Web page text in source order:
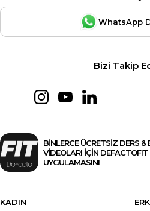
WhatsApp
Bizi Takip
BİNLERCE ÜCRETSİZ DERS &
VİDEOLARI İÇİN DEFACTOFIT
UYGULAMASINI
KADIN